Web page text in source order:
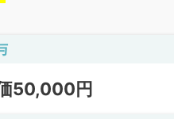
50,000円